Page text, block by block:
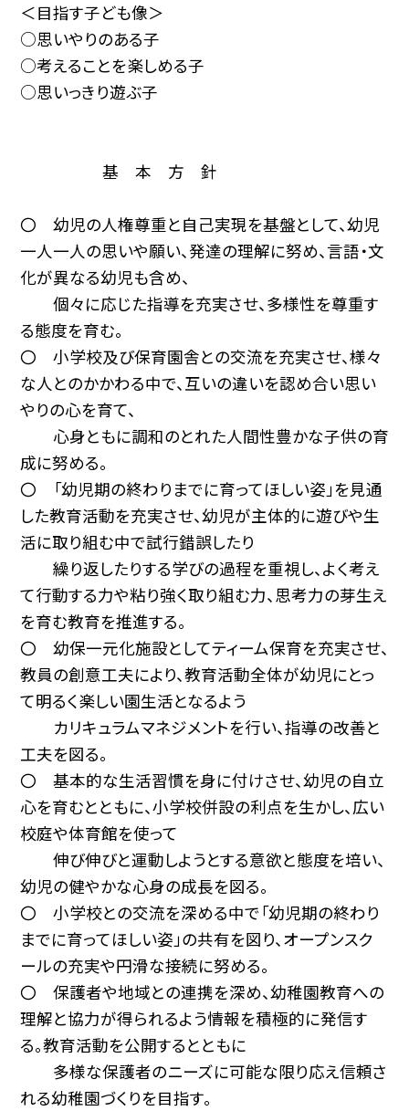
＜目指す子ども像＞
○思いやりのある子
○考えることを楽しめる子
○思いっきり遊ぶ子
基 本 方 針
〇 幼児の人権尊重と自己実現を基盤として、幼児
一人一人の思いや願い、発達の理解に努め、言語・文
化が異なる幼児も含め、
個々に応じた指導を充実させ、多様性を尊重す
る態度を育む。
〇 小学校及び保育園舎との交流を充実させ、様々
な人とのかかわる中で、互いの違いを認め合い思い
やりの心を育て、
心身ともに調和のとれた人間性豊かな子供の育
成に努める。
〇 「幼児期の終わりまでに育ってほしい姿」を見通
した教育活動を充実させ、幼児が主体的に遊びや生
活に取り組む中で試行錯誤したり
繰り返したりする学びの過程を重視し、よく考え
て行動する力や粘り強く取り組む力、思考力の芽生え
を育む教育を推進する。
〇 幼保一元化施設としてティーム保育を充実させ、
教員の創意工夫により、教育活動全体が幼児にとっ
て明るく楽しい園生活となるよう
カリキュラムマネジメントを行い、指導の改善と
工夫を図る。
〇 基本的な生活習慣を身に付けさせ、幼児の自立
心を育むとともに、小学校併設の利点を生かし、広い
校庭や体育館を使って
伸び伸びと運動しようとする意欲と態度を培い、
幼児の健やかな心身の成長を図る。
〇 小学校との交流を深める中で「幼児期の終わり
までに育ってほしい姿」の共有を図り、オープンスク
ールの充実や円滑な接続に努める。
〇 保護者や地域との連携を深め、幼稚園教育への
理解と協力が得られるよう情報を積極的に発信す
る。教育活動を公開するとともに
多様な保護者のニーズに可能な限り応え信頼さ
れる幼稚園づくりを目指す。